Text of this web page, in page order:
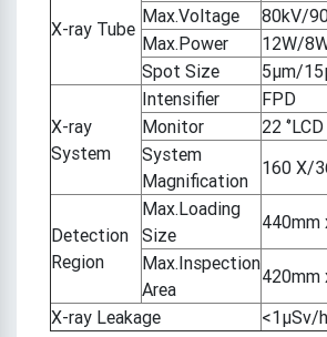
X-ray Tube
Max.Voltage
80kV/
Max.Power
12W/
Spot Size
5μm/
X-ray
System
Intensifier
FPD
Monitor
22 ‘’LCD
System
Magnification
160 X/
Detection
Region
Max.Loading
Size
440mm
Max.Inspection
Area
420mm
X-ray Leakage
<1μSv/h